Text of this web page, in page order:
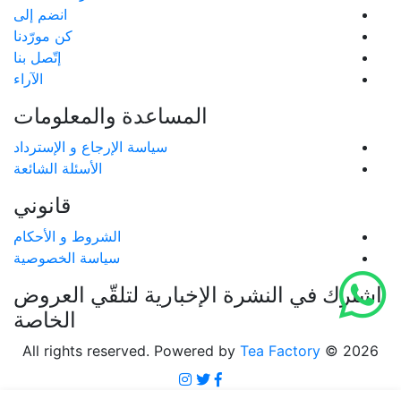
انضم إلى
كن مورّدنا
إتّصل بنا
الآراء
المساعدة والمعلومات
سياسة الإرجاع و الإسترداد
الأسئلة الشائعة
قانوني
الشروط و الأحكام
سياسة الخصوصية
اشترك في النشرة الإخبارية لتلقّي العروض
الخاصة
All rights reserved. Powered by Tea Factory © 2026